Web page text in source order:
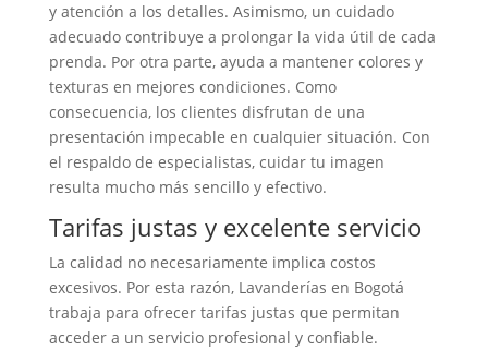
y atención a los detalles. Asimismo, un cuidado
adecuado contribuye a prolongar la vida útil de cada
prenda. Por otra parte, ayuda a mantener colores y
texturas en mejores condiciones. Como
consecuencia, los clientes disfrutan de una
presentación impecable en cualquier situación. Con
el respaldo de especialistas, cuidar tu imagen
resulta mucho más sencillo y efectivo.
Tarifas justas y excelente servicio
La calidad no necesariamente implica costos
excesivos. Por esta razón, Lavanderías en Bogotá
trabaja para ofrecer tarifas justas que permitan
acceder a un servicio profesional y confiable.